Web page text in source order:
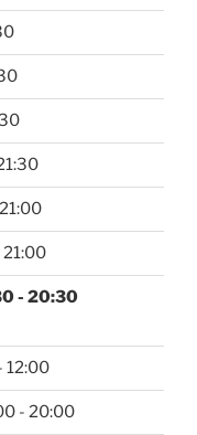
- 20:30
12:00
- 20:00